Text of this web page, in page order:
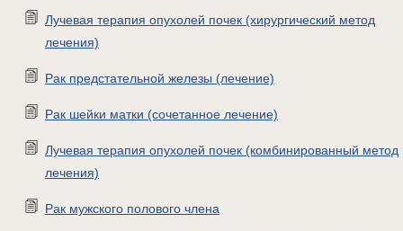
Лучевая терапия опухолей почек (хирургический метод
лечения)
Рак предстательной железы (лечение)
Рак шейки матки (сочетанное лечение)
Лучевая терапия опухолей почек (комбинированный метод
лечения)
Рак мужского полового члена